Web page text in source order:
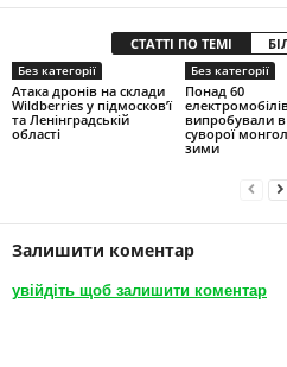
СТАТТІ ПО ТЕМІ
Без категорії
Атака дронів на склади
Wildberries у підмосков’ї
та Ленінградській
області
Без категорії
Понад 60
випробували
суворої
зими
Залишити коментар
увійдіть щоб залишити коментар